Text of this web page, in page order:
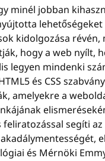
minél jobban
lehetőségeket
kidolgozása révén,
hogy a web nyílt,
legyen mindenki
és CSS
amelyekre a
feliratozással segíti
és Mérnöki